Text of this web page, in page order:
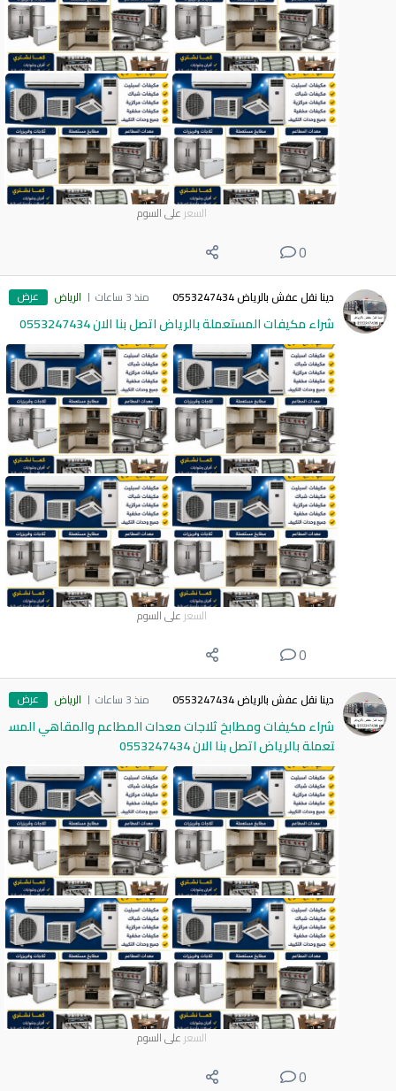
السعر على السوم
0
دينا نقل عفش بالرياض 0553247434 منذ 3 ساعات الرياض عرض
شراء مكيفات المستعملة بالرياض اتصل بنا الان 0553247434
السعر على السوم
0
دينا نقل عفش بالرياض 0553247434 منذ 3 ساعات الرياض عرض
شراء مكيفات ومطابخ ثلاجات معدات المطاعم والمقاهي المس
تعملة بالرياض اتصل بنا الان 0553247434
السعر على السوم
0